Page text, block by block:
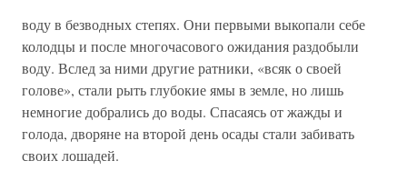
воду в безводных степях. Они первыми выкопали себе
колодцы и после многочасового ожидания раздобыли
воду. Вслед за ними другие ратники, «всяк о своей
голове», стали рыть глубокие ямы в земле, но лишь
немногие добрались до воды. Спасаясь от жажды и
голода, дворяне на второй день осады стали забивать
своих лошадей.